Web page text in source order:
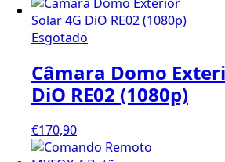
Esgotado
Câmara Domo
DiO RE02 (1080p)
€170,90